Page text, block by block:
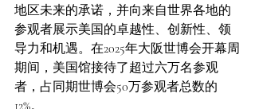
地区未来的承诺，并向来自世界各地的
参观者展示美国的卓越性、创新性、领
导力和机遇。在2025年大阪世博会开幕周
期间，美国馆接待了超过六万名参观
者，占同期世博会50万参观者总数的
12%。